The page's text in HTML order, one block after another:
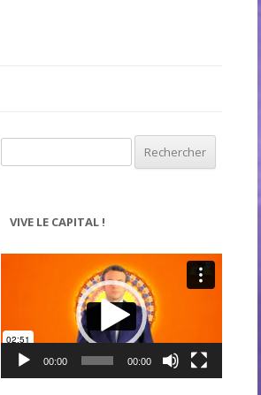
VIVE LE CAPITAL !
Lecteur
00:00 00:00